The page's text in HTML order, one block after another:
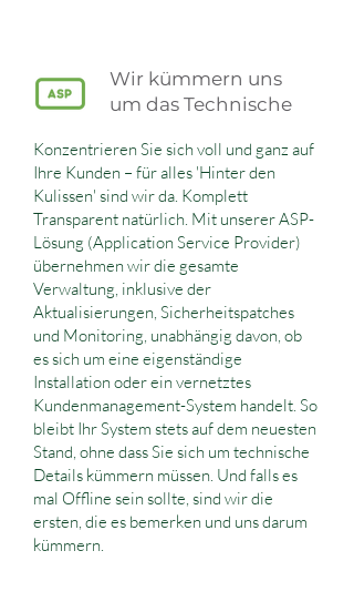
Wir kümmern uns
um das Technische
Konzentrieren Sie sich voll und ganz auf
Ihre Kunden – für alles 'Hinter den
Kulissen' sind wir da. Komplett
Transparent natürlich. Mit unserer ASP-
Lösung (Application Service Provider)
übernehmen wir die gesamte
Verwaltung, inklusive der
Aktualisierungen, Sicherheitspatches
und Monitoring, unabhängig davon, ob
es sich um eine eigenständige
Installation oder ein vernetztes
Kundenmanagement-System handelt. So
bleibt Ihr System stets auf dem neuesten
Stand, ohne dass Sie sich um technische
Details kümmern müssen. Und falls es
mal Offline sein sollte, sind wir die
ersten, die es bemerken und uns darum
kümmern.